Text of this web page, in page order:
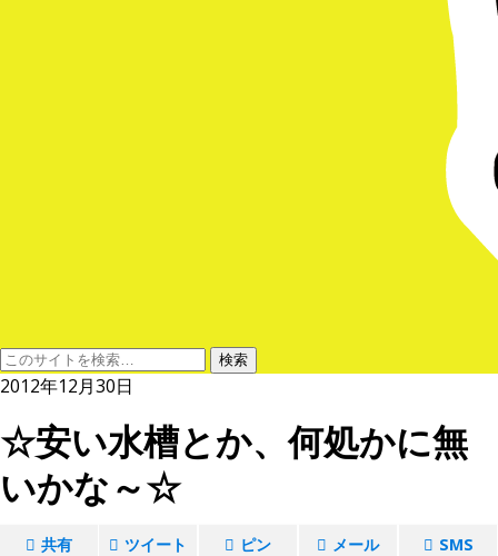
2012年12月30日
☆安い水槽とか、何処かに無
いかな～☆
共有 ツイート ピン メール SMS